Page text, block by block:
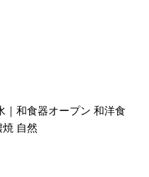
｜和食器オープン 和洋食
自然